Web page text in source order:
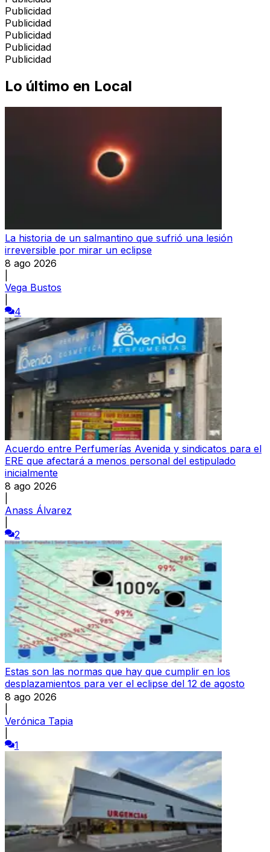
Publicidad
Publicidad
Publicidad
Publicidad
Publicidad
Lo último en Local
La historia de un salmantino que sufrió una lesión
irreversible por mirar un eclipse
8 ago 2026
Vega Bustos
4
Acuerdo entre Perfumerías Avenida y sindicatos para el
ERE que afectará a menos personal del estipulado
inicialmente
8 ago 2026
Anass Álvarez
2
Estas son las normas que hay que cumplir en los
desplazamientos para ver el eclipse del 12 de agosto
8 ago 2026
Verónica Tapia
1